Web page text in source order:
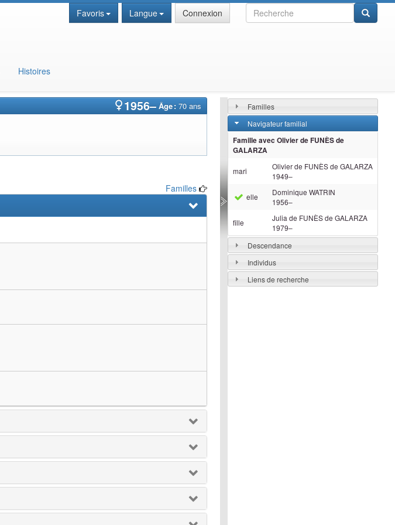
Recherche
Favoris Langue Connexion
Histoires
1956– Âge : 70 ans
Familles
Familles
Navigateur familial
Famille avecOlivierde FUNÈS de
GALARZA
mari Olivierde FUNÈS de GALARZA
1949–
elle Dominique WATRIN
1956–
fille Julia de FUNÈS de GALARZA
1979–
Descendance
Individus
Liens de recherche